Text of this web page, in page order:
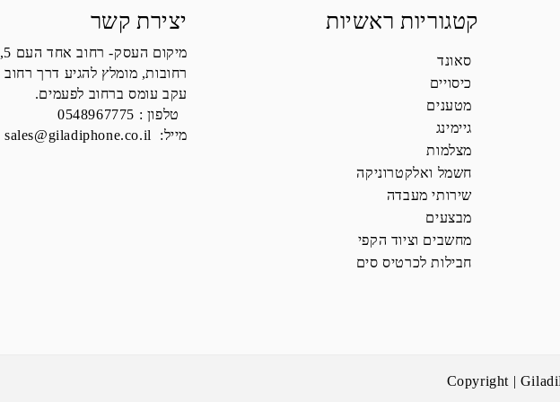
קטגוריות ראשיות
סאונד
כיסויים
מטענים
גיימינג
מצלמות
חשמל ואלקטרוניקה
שירותי מעבדה
מבצעים
מחשבים וציוד הקפי
חבילות לכרטיס סים
יצירת קשר
מיקום העסק- רחוב אחד העם 5,
רחובות, מומלץ להגיע דרך רחוב
עקב עומס ברחוב לפעמים.
טלפון : 0548967775
מייל:
sales@giladiphone.co.il
Copyright |